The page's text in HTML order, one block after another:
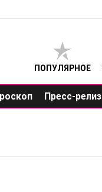
ПОПУЛЯРНОЕ
Пресс-релиз